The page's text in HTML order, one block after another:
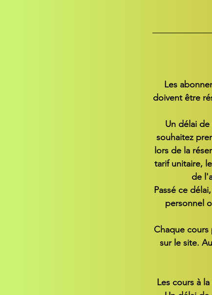
Les
doivent être
Un délai
souhaitez
lors de la
tarif unitaire,
de
Passé ce
personnel
Chaque
sur le site.
Les cours à